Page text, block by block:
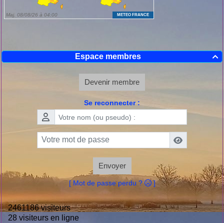

Espace membres
Devenir membre
Se reconnecter :
Envoyer
[ Mot de passe perdu ? ]
2461186 visiteurs
28 visiteurs en ligne